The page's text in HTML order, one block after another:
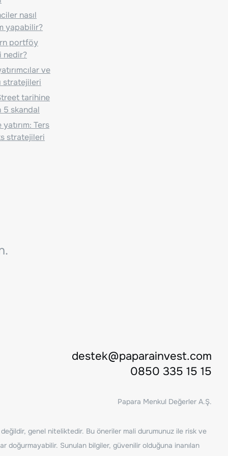
nasıl
yapabilir?
portföy
nedir?
ve
stratejileri
tarihine
5 skandal
Ters
stratejileri
destek@paparainvest.com
0850 335 15 15
Papara Menkul Değerler A.Ş.
değildir, genel niteliktedir. Bu öneriler mali durumunuz ile risk ve
doğurmayabilir. Sunulan bilgiler, güvenilir olduğuna inanılan